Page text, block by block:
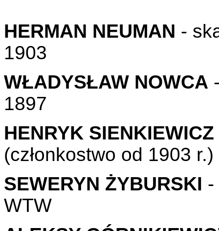
HERMAN NEUMAN -
1903
WŁADYSŁAW NOWCA
1897
HENRYK SIENKIEWICZ
(członkostwo od 1903 r.)
SEWERYN ŻYBURSKI -
WTW